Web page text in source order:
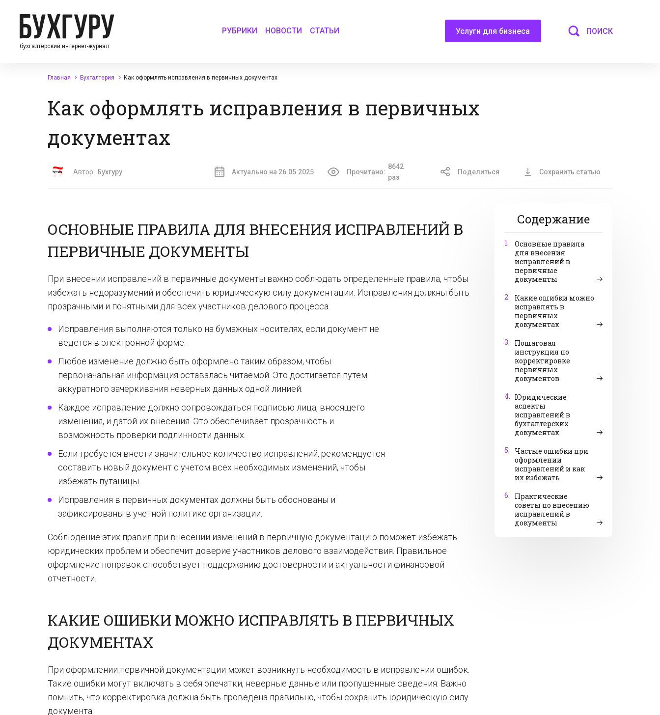
бухгалтерский интернет-журнал
РУБРИКИ НОВОСТИ СТАТЬИ Услуги для бизнеса ПОИСК
Главная Бухгалтерия Как оформлять исправления в первичных документах
Как оформлять исправления в первичных
документах
Автор: Бухгуру Актуально на 26.05.2025 Прочитано:
8642
раз
Поделиться Сохранить статью
Содержание
1.
Основные правила
для внесения
исправлений в
первичные
документы
2.
Какие ошибки можно
исправлять в
первичных
документах
3.
Пошаговая
инструкция по
корректировке
первичных
документов
4. Юридические
аспекты
исправлений в
бухгалтерских
документах
5.
Частые ошибки при
оформлении
исправлений и как
их избежать
6.
Практические
советы по внесению
исправлений в
документы
ОСНОВНЫЕ ПРАВИЛА ДЛЯ ВНЕСЕНИЯ ИСПРАВЛЕНИЙ В
ПЕРВИЧНЫЕ ДОКУМЕНТЫ
При внесении исправлений в первичные документы важно соблюдать определенные правила, чтобы
избежать недоразумений и обеспечить юридическую силу документации. Исправления должны быть
прозрачными и понятными для всех участников делового процесса.
Исправления выполняются только на бумажных носителях, если документ не
ведется в электронной форме.
Любое изменение должно быть оформлено таким образом, чтобы
первоначальная информация оставалась читаемой. Это достигается путем
аккуратного зачеркивания неверных данных одной линией.
Каждое исправление должно сопровождаться подписью лица, вносящего
изменения, и датой их внесения. Это обеспечивает прозрачность и
возможность проверки подлинности данных.
Если требуется внести значительное количество исправлений, рекомендуется
составить новый документ с учетом всех необходимых изменений, чтобы
избежать путаницы.
Исправления в первичных документах должны быть обоснованы и
зафиксированы в учетной политике организации.
Соблюдение этих правил при внесении изменений в первичную документацию поможет избежать
юридических проблем и обеспечит доверие участников делового взаимодействия. Правильное
оформление поправок способствует поддержанию достоверности и актуальности финансовой
отчетности.
КАКИЕ ОШИБКИ МОЖНО ИСПРАВЛЯТЬ В ПЕРВИЧНЫХ
ДОКУМЕНТАХ
При оформлении первичной документации может возникнуть необходимость в исправлении ошибок.
Такие ошибки могут включать в себя опечатки, неверные данные или пропущенные сведения. Важно
помнить, что корректировка должна быть проведена правильно, чтобы сохранить юридическую силу
документа.